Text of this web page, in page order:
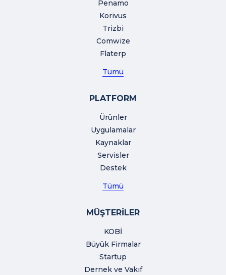
Penamo
Korivus
Trizbi
Comwize
Flaterp
Tümü
PLATFORM
Ürünler
Uygulamalar
Kaynaklar
Servisler
Destek
Tümü
MÜŞTERİLER
KOBİ
Büyük Firmalar
Startup
Dernek ve Vakıf